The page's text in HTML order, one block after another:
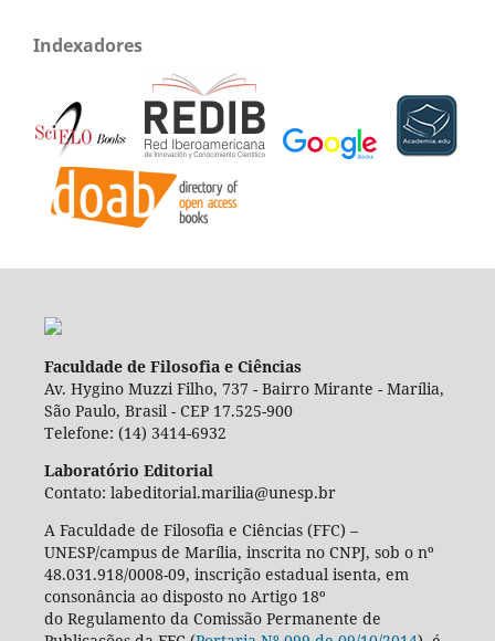
Indexadores
Faculdade de Filosofia e Ciências
Av. Hygino Muzzi Filho, 737 - Bairro Mirante - Marília,
São Paulo, Brasil - CEP 17.525-900
Telefone: (14) 3414-6932
Laboratório Editorial
Contato: labeditorial.marilia@unesp.br
A Faculdade de Filosofia e Ciências (FFC) –
UNESP/campus de Marília, inscrita no CNPJ, sob o nº
48.031.918/0008-09, inscrição estadual isenta, em
consonância ao disposto no Artigo 18º
do Regulamento da Comissão Permanente de